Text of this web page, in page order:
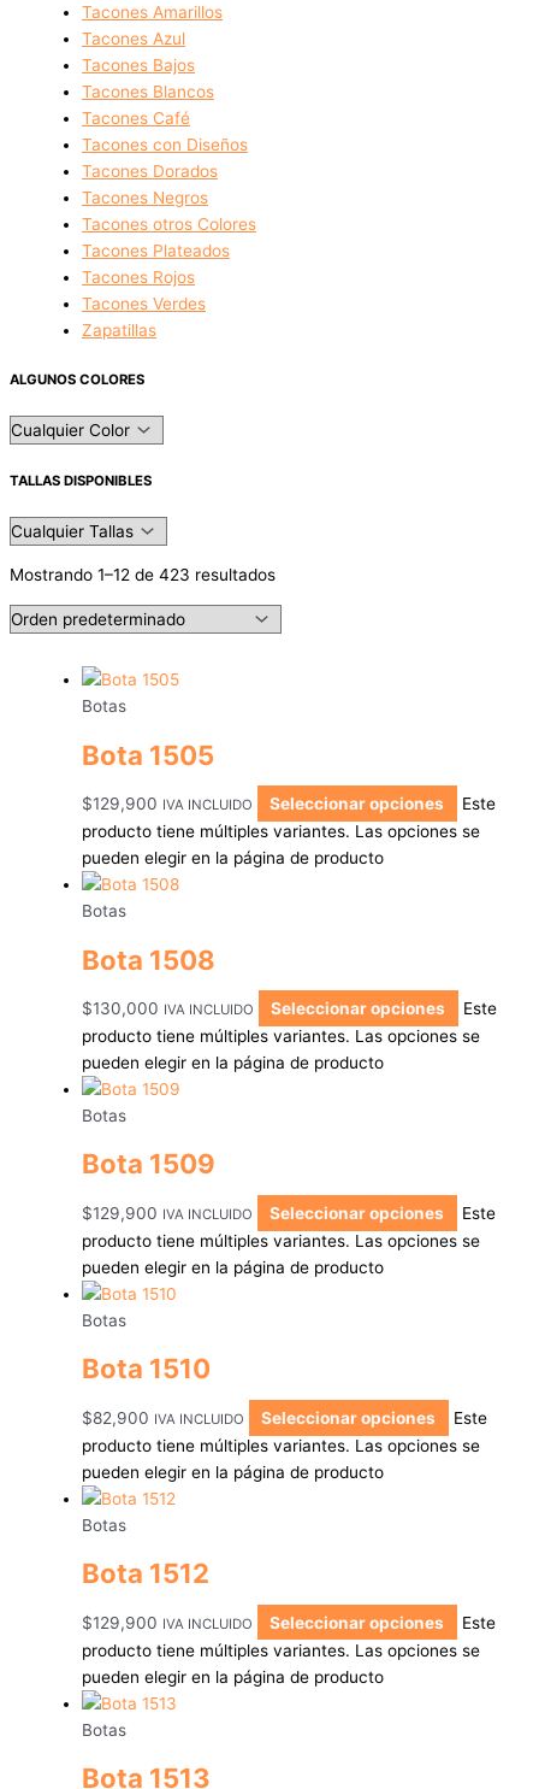
Tacones Amarillos
Tacones Azul
Tacones Bajos
Tacones Blancos
Tacones Café
Tacones con Diseños
Tacones Dorados
Tacones Negros
Tacones otros Colores
Tacones Plateados
Tacones Rojos
Tacones Verdes
Zapatillas
ALGUNOS COLORES
TALLAS DISPONIBLES
Mostrando 1–12 de 423 resultados
Botas
Bota 1505
$129,900 IVA INCLUIDO Seleccionar opciones
Este
producto tiene múltiples variantes. Las opciones se
pueden elegir en la página de producto
Botas
Bota 1508
$130,000 IVA INCLUIDO Seleccionar opciones
Este
producto tiene múltiples variantes. Las opciones se
pueden elegir en la página de producto
Botas
Bota 1509
$129,900 IVA INCLUIDO Seleccionar opciones
Este
producto tiene múltiples variantes. Las opciones se
pueden elegir en la página de producto
Botas
Bota 1510
$82,900 IVA INCLUIDO Seleccionar opciones
Este
producto tiene múltiples variantes. Las opciones se
pueden elegir en la página de producto
Botas
Bota 1512
$129,900 IVA INCLUIDO Seleccionar opciones
Este
producto tiene múltiples variantes. Las opciones se
pueden elegir en la página de producto
Botas
Bota 1513